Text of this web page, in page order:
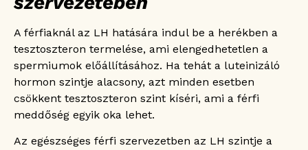
A férfiaknál az LH hatására indul be a herékben a
tesztoszteron termelése, ami elengedhetetlen a
spermiumok előállításához. Ha tehát a luteinizáló
hormon szintje alacsony, azt minden esetben
csökkent tesztoszteron szint kíséri, ami a férfi
meddőség egyik oka lehet.
Az egészséges férfi szervezetben az LH szintje a